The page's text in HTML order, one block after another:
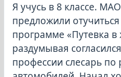
Я учусь в 8 классе.
предложили
программе «Путевка в
раздумывая
профессии слесарь по